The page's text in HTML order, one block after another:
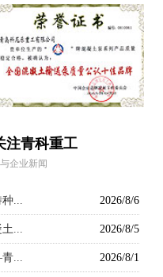
注青科重工
企业新闻
2026/8/6
...
2026/8/5
...
2026/8/1
...